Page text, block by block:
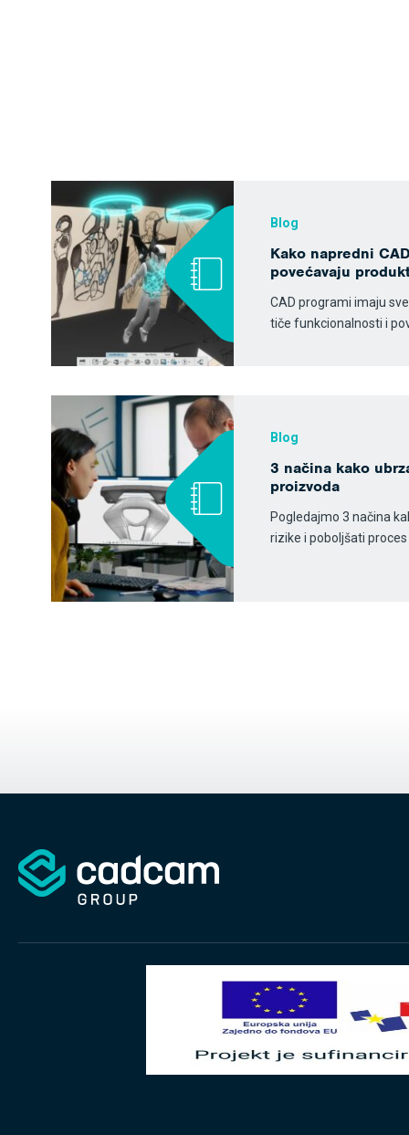
Blog
Kako napredni
povećavaju
CAD programi imaju
tiče funkcionalnosti i
Blog
3 načina kako
proizvoda
Pogledajmo 3 načina
rizike i poboljšati